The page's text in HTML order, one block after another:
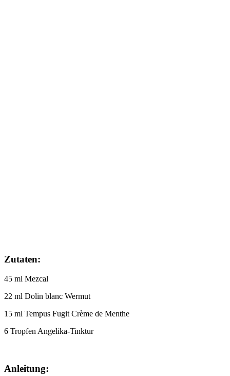
Zutaten:
45 ml Mezcal
22 ml Dolin blanc Wermut
15 ml Tempus Fugit Crème de Menthe
6 Tropfen Angelika-Tinktur
Anleitung: